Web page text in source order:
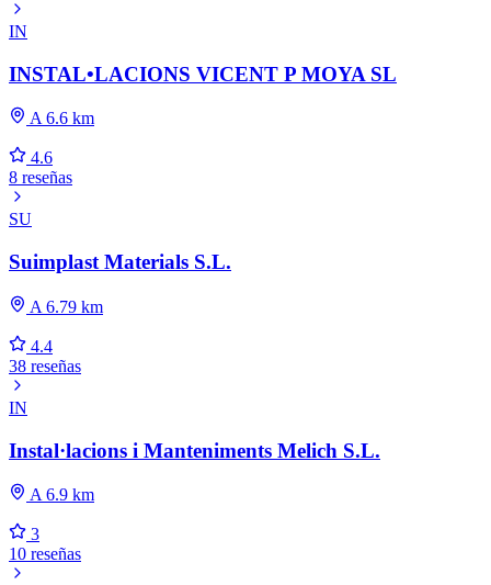
IN
INSTAL•LACIONS VICENT P MOYA SL
A 6.6 km
4.6
8 reseñas
SU
Suimplast Materials S.L.
A 6.79 km
4.4
38 reseñas
IN
Instal·lacions i Manteniments Melich S.L.
A 6.9 km
3
10 reseñas